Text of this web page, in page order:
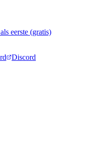
eerste (gratis)
Discord